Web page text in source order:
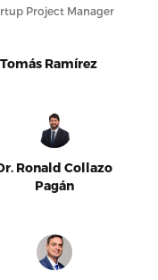
Project Manager
Tomás Ramírez
Ronald Collazo
Pagán